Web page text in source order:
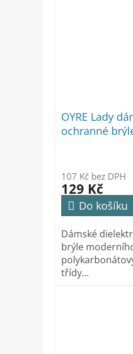
OYRE Lady
ochranné
107 Kč bez DPH
129 Kč
Do košíku
Dámské
brýle
třídy...